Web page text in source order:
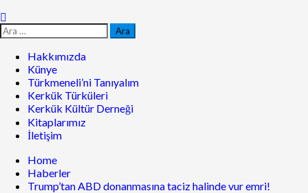
Hakkımızda
Künye
Türkmeneli’ni Tanıyalım
Kerkük Türküleri
Kerkük Kültür Derneği
Kitaplarımız
İletişim
Home
Haberler
Trump’tan ABD donanmasına taciz halinde vur emri!